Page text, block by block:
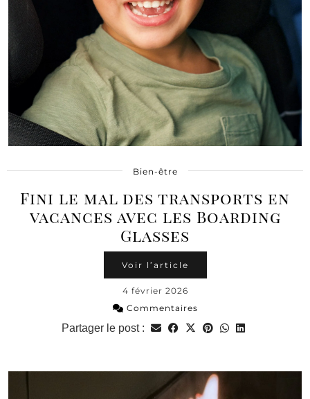
Bien-être
Fini le mal des transports en
vacances avec les Boarding
Glasses
Voir l’article
4 février 2026
Commentaires
Partager le post :